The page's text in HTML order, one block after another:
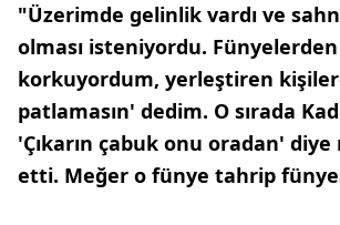
"Üzerimde gelinlik vardı ve
olması isteniyordu.
korkuyordum, yerleştiren
patlamasın' dedim. O sırada
'Çıkarın çabuk onu oradan'
etti. Meğer o fünye tahrip